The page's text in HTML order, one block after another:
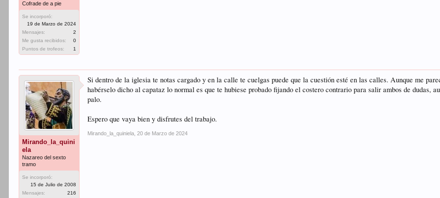
Cofrade de a pie
Se incorporó:
19 de Marzo de 2024
Mensajes:
2
Me gusta recibidos:
0
Puntos de trofeos:
1
Mirando_la_quini
ela
Nazareo del sexto
tramo
Se incorporó:
15 de Julio de 2008
Mensajes:
216
Si dentro de la iglesia te notas cargado y en la calle te cuelgas puede que la cuestión esté en las calles. Aunque me
habérselo dicho al capataz lo normal es que te hubiese probado fijando el costero contrario para salir ambos de dudas,
palo.
Espero que vaya bien y disfrutes del trabajo.
Mirando_la_quiniela 20 de Marzo de 2024